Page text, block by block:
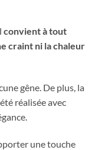
convient à tout
craint ni la chaleur
gêne. De plus, la
réalisée avec
une touche